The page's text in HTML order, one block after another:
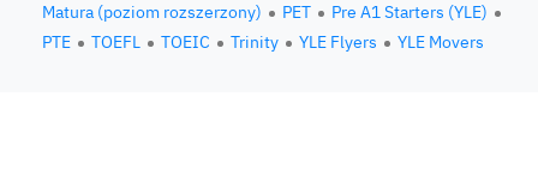
Matura (poziom rozszerzony)
PET
Pre A1 Starters (YLE)
PTE
TOEFL TOEIC Trinity YLE Flyers YLE Movers